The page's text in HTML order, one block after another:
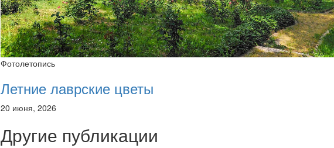
Фотолетопись
Летние лаврские цветы
20 июня, 2026
Другие публикации